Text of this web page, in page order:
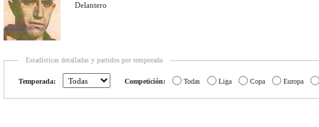
Delantero
Estadísticas detalladas y partidos por temporada
Temporada: Competición: Todas Liga Copa Europa